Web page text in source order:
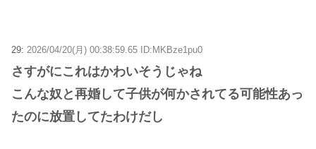
29: 2026/04/20(月) 00:38:59.65 ID:MKBze1pu0
さすがにこれはかわいそうじゃね
こんな奴と再婚して子供が何かされてる可能性あっ
たのに放置してたわけだし